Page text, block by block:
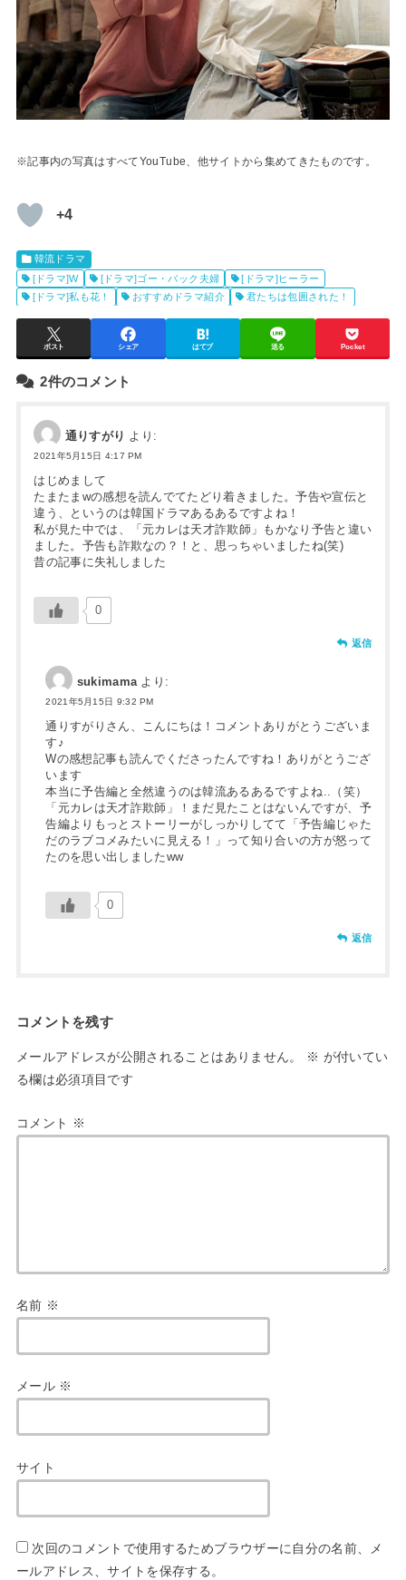
※記事内の写真はすべてYouTube、他サイトから集めてきたものです。
+4
韓流ドラマ
[ドラマ]W
[ドラマ]ゴー・バック夫婦
[ドラマ]ヒーラー
[ドラマ]私も花！
おすすめドラマ紹介 君たちは包囲された！
ポスト シェア はてブ 送る Pocket
2件のコメント
通りすがり より:
2021年5月15日 4:17 PM
はじめまして
たまたまwの感想を読んでてたどり着きました。予告や宣伝と
違う、というのは韓国ドラマあるあるですよね！
私が見た中では、「元カレは天才詐欺師」もかなり予告と違い
ました。予告も詐欺なの？！と、思っちゃいましたね(笑)
昔の記事に失礼しました
0
返信
sukimama より:
2021年5月15日 9:32 PM
通りすがりさん、こんにちは！コメントありがとうございま
す♪
Wの感想記事も読んでくださったんですね！ありがとうござ
います
本当に予告編と全然違うのは韓流あるあるですよね..（笑）
「元カレは天才詐欺師」！まだ見たことはないんですが、予
告編よりもっとストーリーがしっかりしてて「予告編じゃた
だのラブコメみたいに見える！」って知り合いの方が怒って
たのを思い出しましたww
0
返信
コメントを残す
メールアドレスが公開されることはありません。 ※ が付いてい
る欄は必須項目です
コメント ※
名前 ※
メール ※
サイト
次回のコメントで使用するためブラウザーに自分の名前、メ
ールアドレス、サイトを保存する。